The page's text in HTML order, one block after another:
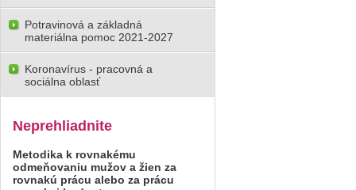
Potravinová a základná
materiálna pomoc 2021-2027
Koronavírus - pracovná a
sociálna oblasť
Neprehliadnite
Metodika k rovnakému
odmeňovaniu mužov a žien za
rovnakú prácu alebo za prácu